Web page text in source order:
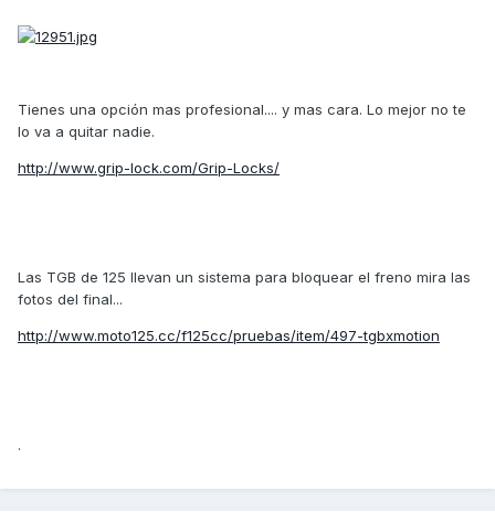
Tienes una opción mas profesional.... y mas cara. Lo mejor no te
lo va a quitar nadie.
http://www.grip-lock.com/Grip-Locks/
Las TGB de 125 llevan un sistema para bloquear el freno mira las
fotos del final...
http://www.moto125.cc/f125cc/pruebas/item/497-tgbxmotion
.